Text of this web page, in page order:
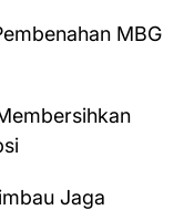
MBG
Jaga